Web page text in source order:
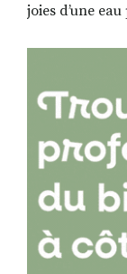
joies d’une
Une pièce